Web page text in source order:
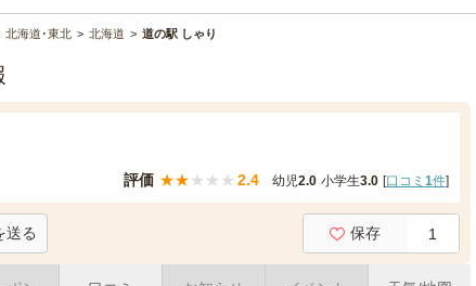
北海道･東北 北海道 道の駅 しゃり
評価 ★★★ ★ ★ 2.4 幼児2.0 小学生3.0 [口コミ 1件]
送る 保存 1